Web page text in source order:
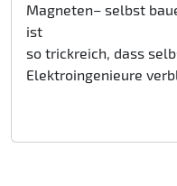
Magneten– selbst
ist
so trickreich, dass
Elektroingenieure